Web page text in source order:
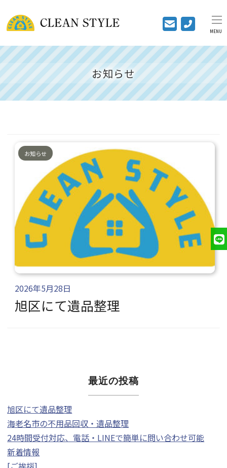
MENU
お知らせ
お知らせ
2026年5月28日
旭区にて遺品整理
最近の投稿
旭区にて遺品整理
海老名市の不用品回収・遺品整理
24時間受付対応、電話・LINEで簡単に問い合わせ可能
新着情報